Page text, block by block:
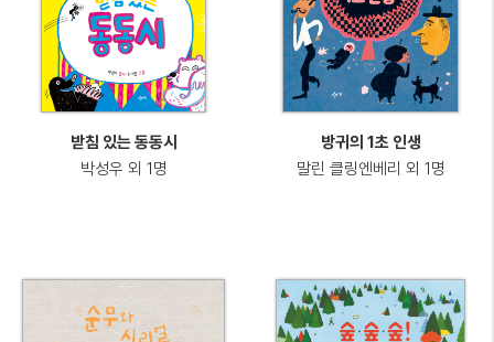
받침 있는 동동시
박성우 외 1명
방귀의 1초 인생
말린 클링엔베리 외 1명